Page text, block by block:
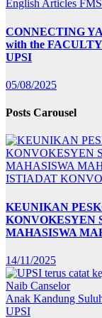
English Articles
CONNECTING
with the
UPSI
05/08/2025
Posts Carousel
ISTIADAT
KEUNIKAN
KONVOKESYEN
MAHASISWA
14/11/2025
Anak Kandung
UPSI